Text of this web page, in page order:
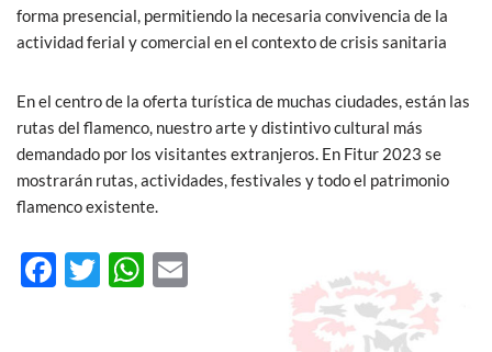
forma presencial, permitiendo la necesaria convivencia de la
actividad ferial y comercial en el contexto de crisis sanitaria
En el centro de la oferta turística de muchas ciudades, están las
rutas del flamenco, nuestro arte y distintivo cultural más
demandado por los visitantes extranjeros. En Fitur 2023 se
mostrarán rutas, actividades, festivales y todo el patrimonio
flamenco existente.
F
T
W